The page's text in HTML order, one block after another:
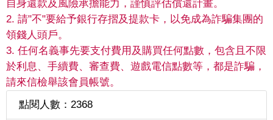
自身還款及風險承擔能力，謹慎評估償還計畫。
2. 請"不"要給予銀行存摺及提款卡，以免成為詐騙集團的
領錢人頭戶。
3. 任何名義事先要支付費用及購買任何點數，包含且不限
於利息、手續費、審查費、遊戲電信點數等，都是詐騙，
請來信檢舉該會員帳號。
點閱人數：2368